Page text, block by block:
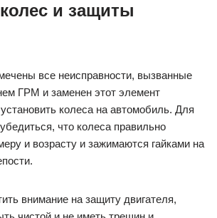
и защиты
все неисправности, вызванные
ГРМ и заменен этот элемент
колеса на автомобиль. Для
что колеса правильно
и возрасту и зажимаются гайками на
внимание на защиту двигателя,